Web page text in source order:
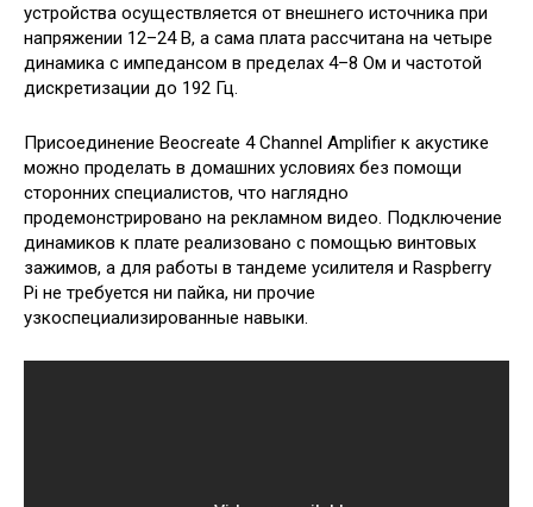
устройства осуществляется от внешнего источника при
напряжении 12–24 В, а сама плата рассчитана на четыре
динамика с импедансом в пределах 4–8 Ом и частотой
дискретизации до 192 Гц.
Присоединение Beocreate 4 Channel Amplifier к акустике
можно проделать в домашних условиях без помощи
сторонних специалистов, что наглядно
продемонстрировано на рекламном видео. Подключение
динамиков к плате реализовано с помощью винтовых
зажимов, а для работы в тандеме усилителя и Raspberry
Pi не требуется ни пайка, ни прочие
узкоспециализированные навыки.